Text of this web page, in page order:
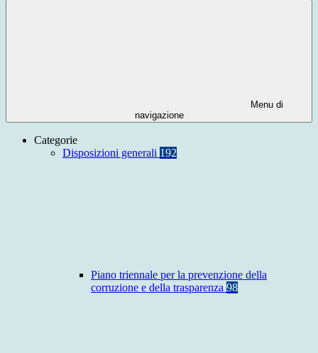
Menu di
navigazione
Categorie
Disposizioni generali 192
Piano triennale per la prevenzione della
corruzione e della trasparenza 98